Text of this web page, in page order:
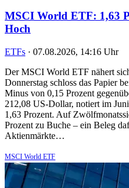
MSCI World ETF: 1,63
Hoch
ETFs · 07.08.2026, 14:16 Uhr
Der MSCI World ETF nähert
Donnerstag schloss das Papier
Minus von 0,15 Prozent
212,08 US-Dollar, notiert im
1,63 Prozent. Auf
Prozent zu Buche – ein Beleg
Aktienmärkte…
MSCI World ETF